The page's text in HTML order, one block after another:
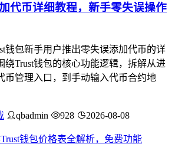
代币详细教程，新手零失误操作
钱包新手用户推出零失误添加代币的详
绕Trust钱包的核心功能逻辑，拆解从进
币管理入口，到手动输入代币合约地
qbadmin 928 2026-08-08